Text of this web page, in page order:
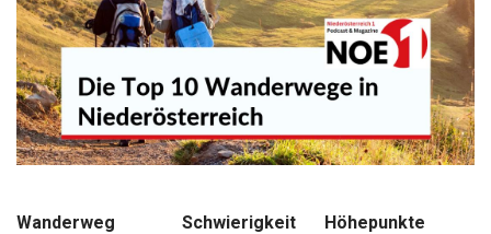
Wanderweg Schwierigkeit Höhepunkte